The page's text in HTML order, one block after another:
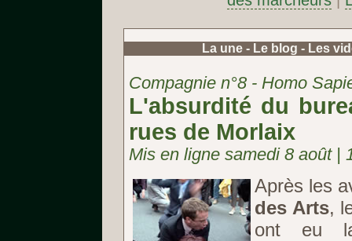
La une - Le blog - Les
Compagnie n°8 - Homo
L'absurdité du
rues de Morlaix
Mis en ligne samedi 8 août |
Après les
des Arts,
ont eu